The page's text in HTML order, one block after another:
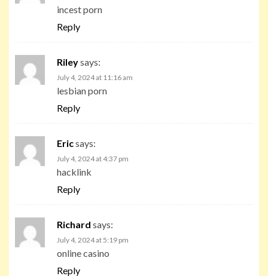
incest porn
Reply
Rileysays:
July 4, 2024 at 11:16 am
lesbian porn
Reply
Ericsays:
July 4, 2024 at 4:37 pm
hacklink
Reply
Richard says:
July 4, 2024 at 5:19 pm
online casino
Reply